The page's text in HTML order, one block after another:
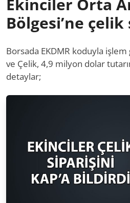
Ekinciler Orta
Bölgesi’ne çelik
Borsada EKDMR koduyla
ve Çelik, 4,9 milyon dolar
detaylar;